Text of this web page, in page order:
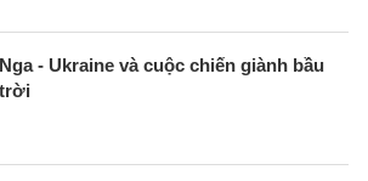
Nga - Ukraine và cuộc chiến giành bầu
trời